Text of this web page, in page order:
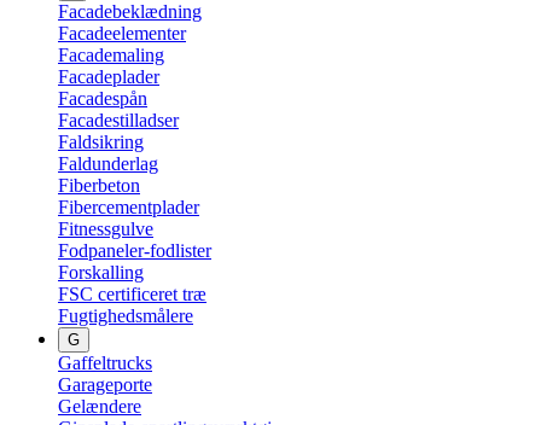
Facadebeklædning
Facadeelementer
Facademaling
Facadeplader
Facadespån
Facadestilladser
Faldsikring
Faldunderlag
Fiberbeton
Fibercementplader
Fitnessgulve
Fodpaneler-fodlister
Forskalling
FSC certificeret træ
Fugtighedsmålere
G
Gaffeltrucks
Garageporte
Gelændere